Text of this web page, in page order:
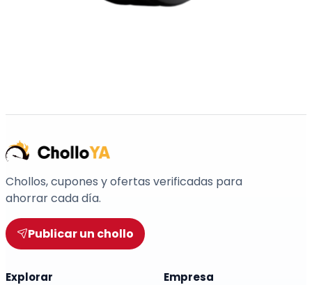
Chollos, cupones y ofertas verificadas para
ahorrar cada día.
Publicar un chollo
Explorar Empresa